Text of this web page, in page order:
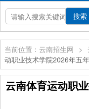
当前位置：云南招生网 >
动职业技术学院2026年五
云南体育运动职